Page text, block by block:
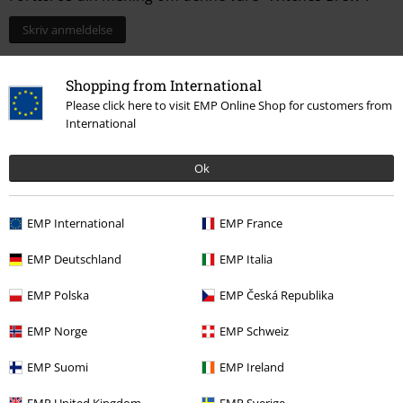
Shopping from International
Please click here to visit EMP Online Shop for customers from
International
Ok
EMP International EMP France
EMP Deutschland EMP Italia
EMP Polska EMP Česká Republika
EMP Norge EMP Schweiz
EMP Suomi EMP Ireland
Skriv anmeldelse
Livsstil Køkkenudstyr
Tema Horror
Tema Gaveidéer